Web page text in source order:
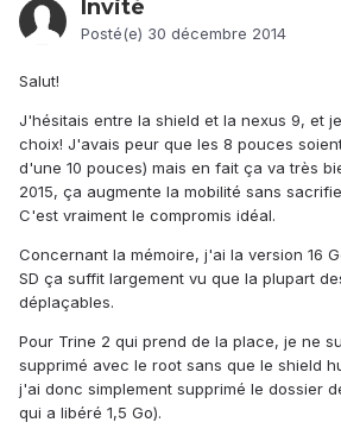
Invité
Posté(e) 30 décembre 2014
Salut!
J'hésitais entre la shield et la nexus 9, et
choix! J'avais peur que les 8 pouces
d'une 10 pouces) mais en fait ça va très
2015, ça augmente la mobilité sans
C'est vraiment le compromis idéal.
Concernant la mémoire, j'ai la version 16
SD ça suffit largement vu que la plupart
déplaçables.
Pour Trine 2 qui prend de la place, je ne
supprimé avec le root sans que le shield
j'ai donc simplement supprimé le dossier
qui a libéré 1,5 Go).